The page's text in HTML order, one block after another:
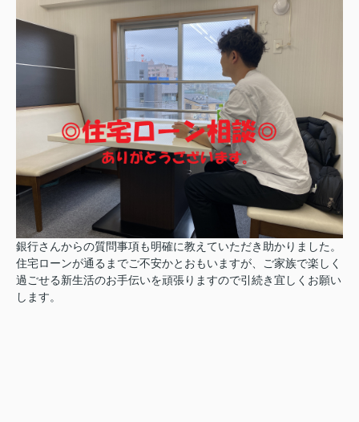
銀行さんからの質問事項も明確に教えていただき助かりました。
住宅ローンが通るまでご不安かとおもいますが、ご家族で楽しく
過ごせる新生活のお手伝いを頑張りますので引続き宜しくお願い
します。